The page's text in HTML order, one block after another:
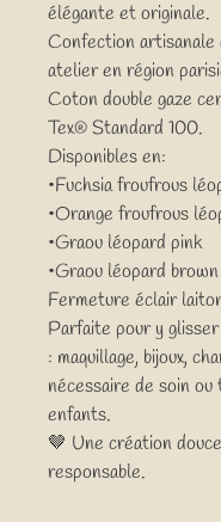
élégante et originale.
Confection artisanale
atelier en région
Coton double gaze
Tex® Standard 100.
Disponibles en:
•Fuchsia froufrous
•Orange froufrous
•Graou léopard pink
•Graou léopard brown
Fermeture éclair
Parfaite pour y
: maquillage, bijoux,
nécessaire de soin
enfants.
🤎 Une création
responsable.